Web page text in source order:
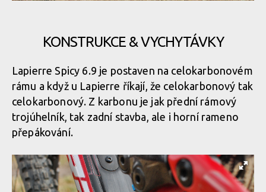
KONSTRUKCE & VYCHYTÁVKY
Lapierre Spicy 6.9 je postaven na celokarbonovém
rámu a když u Lapierre říkají, že celokarbonový tak
celokarbonový. Z karbonu je jak přední rámový
trojúhelník, tak zadní stavba, ale i horní rameno
přepákování.